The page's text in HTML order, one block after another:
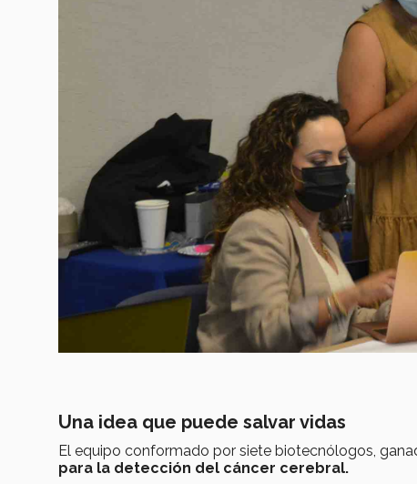
Una idea que puede salvar vidas
El equipo conformado por siete biotecnólogos,
para la detección del cáncer cerebral.